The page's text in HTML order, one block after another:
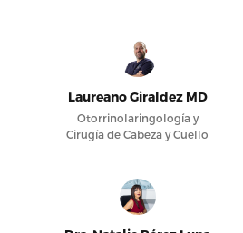
Laureano Giraldez MD
Otorrinolaringología y
Cirugía de Cabeza y Cuello